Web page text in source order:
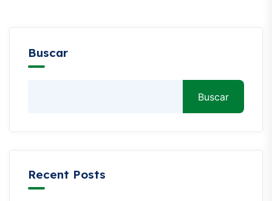
Buscar
Buscar
Recent Posts